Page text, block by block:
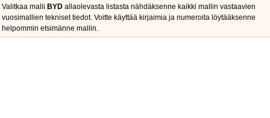
Valitkaa malli BYD allaolevasta listasta nähdäksenne kaikki mallin vastaavien
vuosimallien tekniset tiedot. Voitte käyttää kirjaimia ja numeroita löytääksenne
helpommin etsimänne mallin.